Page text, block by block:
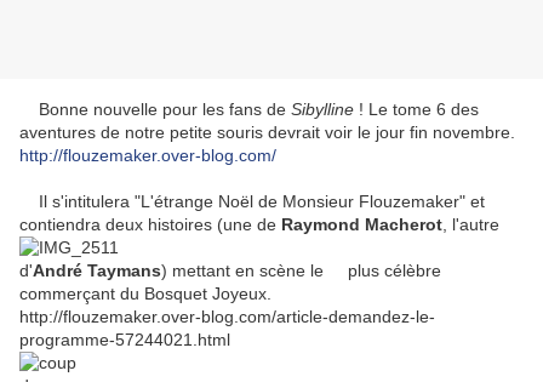
Bonne nouvelle pour les fans de Sibylline ! Le tome 6 des
aventures de notre petite souris devrait voir le jour fin novembre.
http://flouzemaker.over-blog.com/
Il s'intitulera "L'étrange Noël de Monsieur Flouzemaker" et
contiendra deux histoires (une de Raymond Macherot , l'autre
d'André Taymans) mettant en scène le plus célèbre
commerçant du Bosquet Joyeux.
http://flouzemaker.over-blog.com/article-demandez-le-
programme-57244021.html